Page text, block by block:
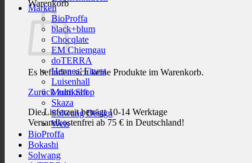
Warenkorb
Es befinden sich keine Produkte im Warenkorb.
Zurück zum Shop
Die Lieferzeit beträgt 10-14 Werktage
Versandkostenfrei ab 75 € in Deutschland!
Marken
BioProffa
black+blum
Chocqlate
EM Chiemgau
doTERRA
Hennes’ Finest
Luisenhall
Multikraft
Skaza
Solwang Design
Weis
BioProffa
Bokashi
Solwang